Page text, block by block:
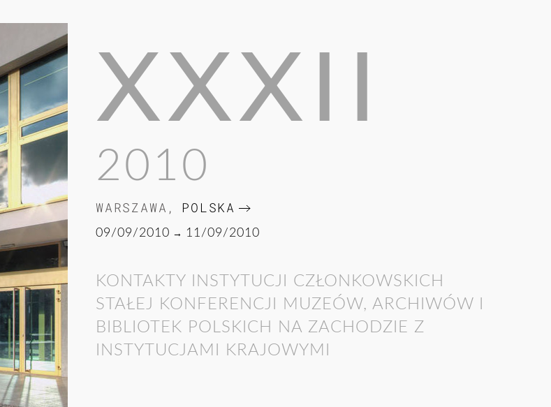
XXXII
2010
WARSZAWA , POLSKA
09/09/2010 → 11/09/2010
KONTAKTY INSTYTUCJI CZŁONKOWSKICH
STAŁEJ KONFERENCJI MUZEÓW, ARCHIWÓW I
BIBLIOTEK POLSKICH NA ZACHODZIE Z
INSTYTUCJAMI KRAJOWYMI